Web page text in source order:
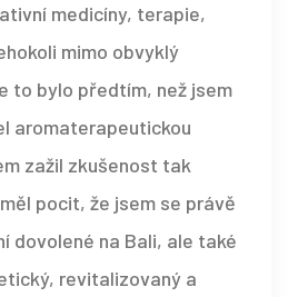
medicíny, terapie,
mimo obvyklý
to bylo předtím, než jsem
aromaterapeutickou
zažil zkušenost tak
pocit, že jsem se právě
dovolené na Bali, ale také
revitalizovaný a